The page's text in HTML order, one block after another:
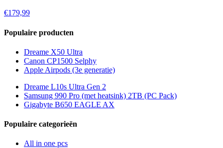
€179,99
Populaire producten
Dreame X50 Ultra
Canon CP1500 Selphy
Apple Airpods (3e generatie)
Dreame L10s Ultra Gen 2
Samsung 990 Pro (met heatsink) 2TB (PC Pack)
Gigabyte B650 EAGLE AX
Populaire categorieën
All in one pcs